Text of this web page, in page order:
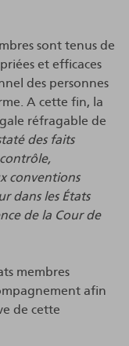
sont tenus de
et efficaces
des personnes
A cette fin, la
réfragable de
des faits
conventions
dans les États
de la Cour de
membres
afin
de cette